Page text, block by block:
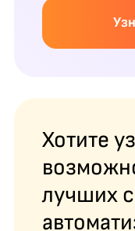
Хотите
лучших